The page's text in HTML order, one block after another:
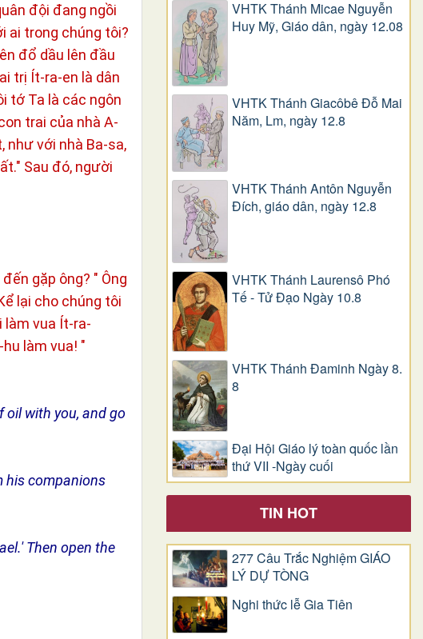
đội đang ngồi
ai trong chúng tôi?
đổ dầu lên đầu
trị Ít-ra-en là dân
tớ Ta là các ngôn
trai của nhà A-
như với nhà Ba-sa,
Sau đó, người
gặp ông? " Ông
lại cho chúng tôi
làm vua Ít-ra-
làm vua! "
oil with you, and go
his companions
Then open the
VHTK Thánh Micae Nguyễn
Huy Mỹ, Giáo dân, ngày 12.08
VHTK Thánh Giacôbê Ðỗ Mai
Năm, Lm, ngày 12.8
VHTK Thánh Antôn Nguyễn
Ðích, giáo dân, ngày 12.8
VHTK Thánh Laurensô Phó
Tế - Tử Đạo Ngày 10.8
VHTK Thánh Đaminh Ngày 8.
8
Đại Hội Giáo lý toàn quốc lần
thứ VII -Ngày cuối
TIN HOT
277 Câu Trắc Nghiệm GIÁO
LÝ DỰ TÒNG
Nghi thức lễ Gia Tiên